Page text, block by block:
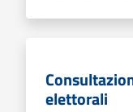
elettorali